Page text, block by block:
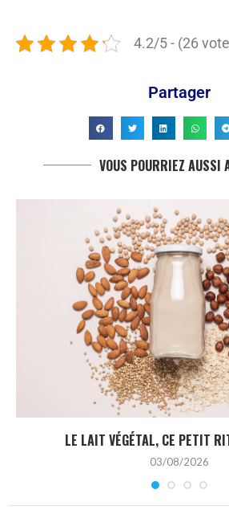
4.2/5 - (26
Partager
VOUS POURRIEZ AUSSI
LE LAIT VÉGÉTAL, CE PETIT
03/08/2026